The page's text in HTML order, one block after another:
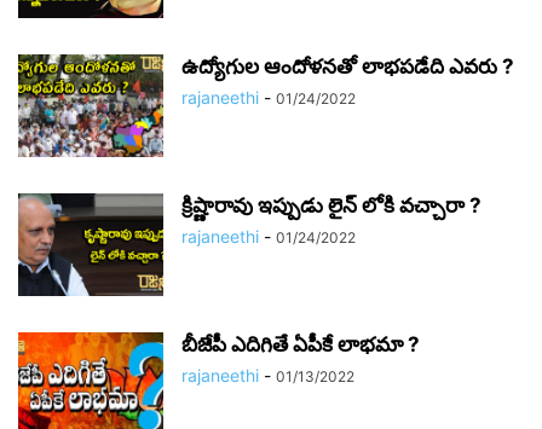
ఉద్యోగుల ఆందోళనతో లాభపడేది ఎవరు ?
rajaneethi - 01/24/2022
క్రిష్ణారావు ఇప్పుడు లైన్ లోకి వచ్చారా ?
rajaneethi - 01/24/2022
బీజేపీ ఎదిగితే ఏపీకే లాభమా ?
rajaneethi - 01/13/2022